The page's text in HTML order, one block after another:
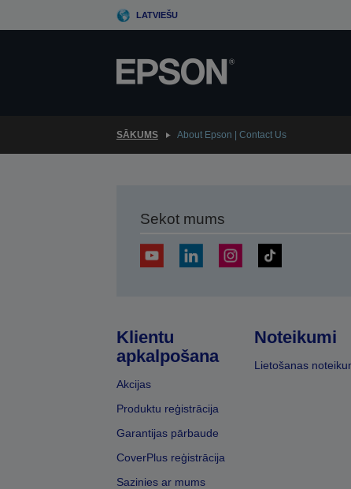
to
LATVIEŠU
SĀKUMS About Epson | Contact Us
Sekot mums
Klientu
apkalpošana
Akcijas
Produktu reģistrācija
Garantijas pārbaude
CoverPlus reģistrācija
Sazinies ar mums
Noteikumi
Lietošanas